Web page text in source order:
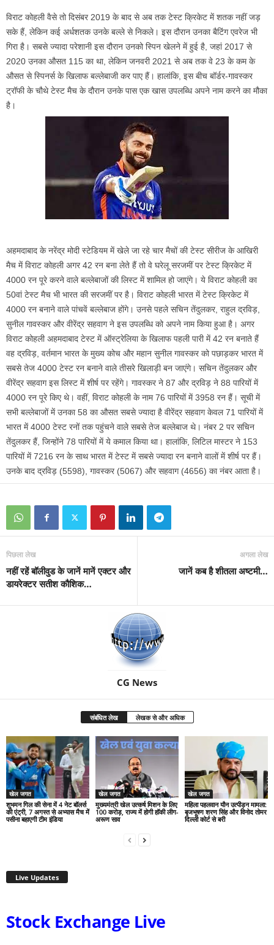
विराट कोहली वैसे तो दिसंबर 2019 के बाद से अब तक टेस्ट क्रिकेट में शतक नहीं जड़
सके हैं, लेकिन कई अर्धशतक उनके बल्ले से निकले। इस दौरान उनका बैटिंग एवरेज भी
गिरा है। सबसे ज्यादा परेशानी इस दौरान उनको स्पिन खेलने में हुई है, जहां 2017 से
2020 उनका औसत 115 का था, लेकिन जनवरी 2021 से अब तक वे 23 के कम के
औसत से स्पिनर्स के खिलाफ बल्लेबाजी कर पाए हैं। हालांकि, इस बीच बॉर्डर-गावस्कर
ट्रॉफी के चौथे टेस्ट मैच के दौरान उनके पास एक खास उपलब्धि अपने नाम करने का मौका
है।
अहमदाबाद के नरेंद्र मोदी स्टेडियम में खेले जा रहे चार मैचों की टेस्ट सीरीज के आखिरी
मैच में विराट कोहली अगर 42 रन बना लेते हैं तो वे घरेलू सरजमीं पर टेस्ट क्रिकेट में
4000 रन पूरे करने वाले बल्लेबाजों की लिस्ट में शामिल हो जाएंगे। ये विराट कोहली का
50वां टेस्ट मैच भी भारत की सरजमीं पर है। विराट कोहली भारत में टेस्ट क्रिकेट में
4000 रन बनाने वाले पांचवें बल्लेबाज होंगे। उनसे पहले सचिन तेंदुलकर, राहुल द्रविड़,
सुनील गावस्कर और वीरेंद्र सहवाग ने इस उपलब्धि को अपने नाम किया हुआ है। अगर
विराट कोहली अहमदाबाद टेस्ट में ऑस्ट्रेलिया के खिलाफ पहली पारी में 42 रन बनाते हैं
वह द्रविड़, वर्तमान भारत के मुख्य कोच और महान सुनील गावस्कर को पछाड़कर भारत में
सबसे तेज 4000 टेस्ट रन बनाने वाले तीसरे खिलाड़ी बन जाएंगे। सचिन तेंदुलकर और
वीरेंद्र सहवाग इस लिस्ट में शीर्ष पर रहेंगे। गावस्कर ने 87 और द्रविड़ ने 88 पारियों में
4000 रन पूरे किए थे। वहीं, विराट कोहली के नाम 76 पारियों में 3958 रन हैं। सूची में
सभी बल्लेबाजों में उनका 58 का औसत सबसे ज्यादा है वीरेंद्र सहवाग केवल 71 पारियों में
भारत में 4000 टेस्ट रनों तक पहुंचने वाले सबसे तेज बल्लेबाज थे। नंबर 2 पर सचिन
तेंदुलकर हैं, जिन्होंने 78 पारियों में ये कमाल किया था। हालांकि, लिटिल मास्टर ने 153
पारियों में 7216 रन के साथ भारत में टेस्ट में सबसे ज्यादा रन बनाने वालों में शीर्ष पर हैं।
उनके बाद द्रविड़ (5598), गावस्कर (5067) और सहवाग (4656) का नंबर आता है।
पिछला लेख
नहीं रहें बॉलीवुड के जानें मानें एक्टर और
डायरेक्टर सतीश कौशिक…
अगला लेख
जानें कब है शीतला अष्टमी…
CG News
संबंधित लेख लेखक से और अधिक
खेल जगत
शुभमन गिल की सेना में 4 नेट बॉलर्स
की एंट्री, 7 अगस्त से अभ्यास मैच में
पसीना बहाएगी टीम इंडिया
खेल जगत
मुख्यमंत्री खेल उत्कर्ष मिशन के लिए
100 करोड़, राज्य में होगी हॉकी लीग-
अरूण साव
खेल जगत
महिला पहलवान यौन उत्पीड़न मामला:
बृजभूषण शरण सिंह और विनोद तोमर
दिल्ली कोर्ट से बरी
Live Updates
Stock Exchange Live